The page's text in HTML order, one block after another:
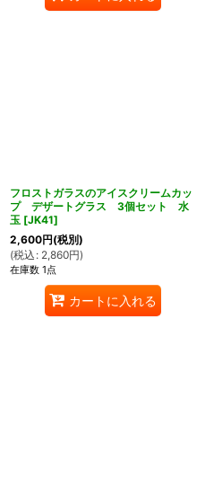
フロストガラスのアイスクリームカッ
プ デザートグラス 3個セット 水
玉 [JK41]
2,600円(税別)
(税込 : 2,860円)
在庫数 1点
カートに入れる